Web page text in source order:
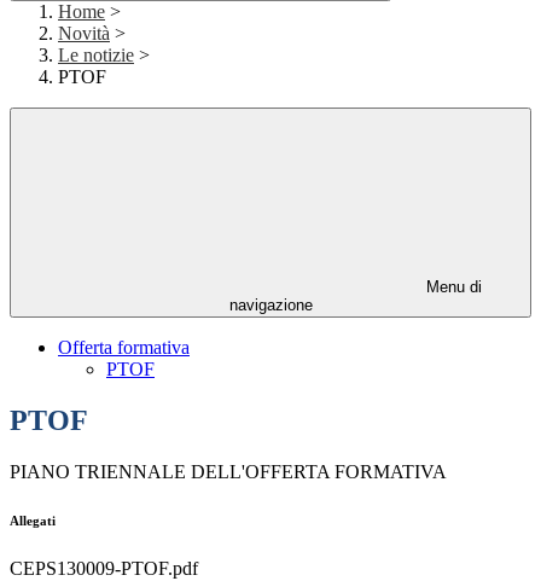
Home >
Novità >
Le notizie >
PTOF
Menu di
navigazione
Offerta formativa
PTOF
PTOF
PIANO TRIENNALE DELL'OFFERTA FORMATIVA
Allegati
CEPS130009-PTOF.pdf